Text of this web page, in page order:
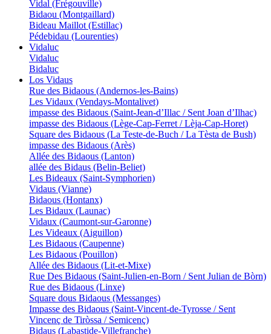
Vidal (Frégouville)
Bidaou (Montgaillard)
Bideau Maillot (Estillac)
Pédebidau (Lourenties)
Vidaluc
Vidaluc
Bidaluc
Los Vidaus
Rue des Bidaous (Andernos-les-Bains)
Les Vidaux (Vendays-Montalivet)
impasse des Bidaous (Saint-Jean-d’Illac / Sent Joan d’Ilhac)
impasse des Bidaous (Lège-Cap-Ferret / Lèja-Cap-Horet)
Square des Bidaous (La Teste-de-Buch / La Tèsta de Bush)
impasse des Bidaous (Arès)
Allée des Bidaous (Lanton)
allée des Bidaus (Belin-Beliet)
Les Bideaux (Saint-Symphorien)
Vidaus (Vianne)
Bidaous (Hontanx)
Les Bidaux (Launac)
Vidaux (Caumont-sur-Garonne)
Les Videaux (Aiguillon)
Les Bidaous (Caupenne)
Les Bidaous (Pouillon)
Allée des Bidaous (Lit-et-Mixe)
Rue Des Bidaous (Saint-Julien-en-Born / Sent Julian de Bòrn)
Rue des Bidaous (Linxe)
Square dous Bidaous (Messanges)
Impasse des Bidaous (Saint-Vincent-de-Tyrosse / Sent
Vincenç de Tiròssa / Semicenç)
Bidaus (Labastide-Villefranche)